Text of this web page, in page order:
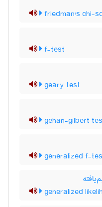
friedman's chi-
f-test
geary test
gehan-gilbert
generalized f-
generalized